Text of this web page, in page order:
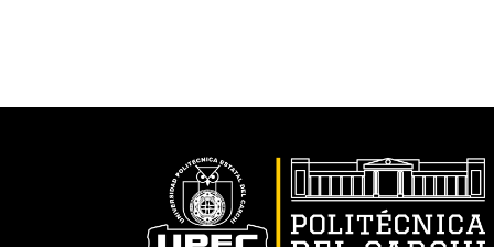
células
suplementados
igual valor con
estable la